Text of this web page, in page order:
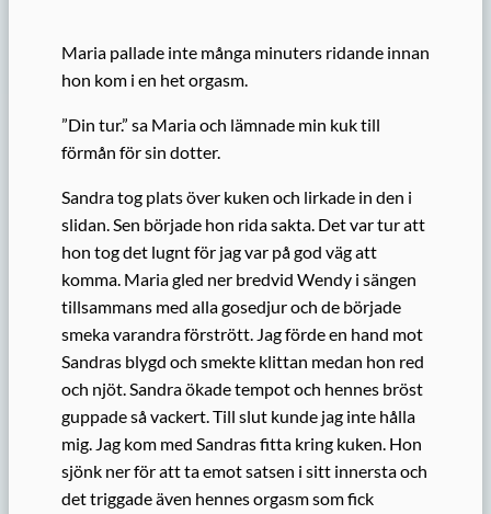
Maria pallade inte många minuters ridande innan
hon kom i en het orgasm.
”Din tur.” sa Maria och lämnade min kuk till
förmån för sin dotter.
Sandra tog plats över kuken och lirkade in den i
slidan. Sen började hon rida sakta. Det var tur att
hon tog det lugnt för jag var på god väg att
komma. Maria gled ner bredvid Wendy i sängen
tillsammans med alla gosedjur och de började
smeka varandra förstrött. Jag förde en hand mot
Sandras blygd och smekte klittan medan hon red
och njöt. Sandra ökade tempot och hennes bröst
guppade så vackert. Till slut kunde jag inte hålla
mig. Jag kom med Sandras fitta kring kuken. Hon
sjönk ner för att ta emot satsen i sitt innersta och
det triggade även hennes orgasm som fick